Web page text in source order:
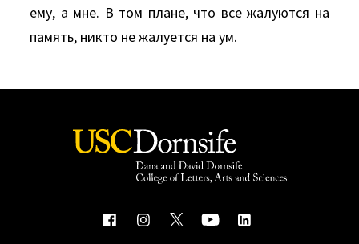
ему, а мне. В том плане, что все жалуются на
память, никто не жалуется на ум.